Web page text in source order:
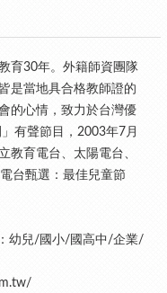
育30年。外籍師資團隊
是當地具合格教師證的
的心情，致力於台灣優
有聲節目，2003年7月
教育電台、太陽電台、
台甄選：最佳兒童節
幼兒/國小/國高中/企業/